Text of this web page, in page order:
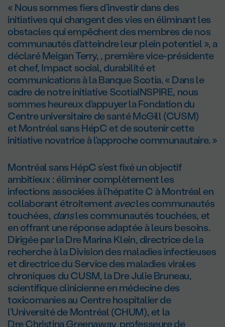
« Nous sommes fiers d’investir dans des
initiatives qui changent des vies en éliminant les
obstacles qui empêchent des membres de nos
communautés d’atteindre leur plein potentiel », a
déclaré Meigan Terry, , première vice-présidente
et chef, Impact social, durabilité et
communications à la Banque Scotia. « Dans le
cadre de notre initiative ScotiaINSPIRE, nous
sommes heureux d’appuyer la Fondation du
Centre universitaire de santé McGill (CUSM)
et Montréal sans HépC et de soutenir cette
initiative novatrice à l’approche communautaire. »
Montréal sans HépC s’est fixé un objectif
ambitieux : éliminer complètement les
infections associées à l’hépatite C à Montréal en
collaborant étroitementavecles communautés
touchées, dansles communautés touchées, et
en offrant une réponse adaptée à leurs besoins.
Dirigée par la Dre Marina Klein, directrice de la
recherche à la Division des maladies infectieuses
et directrice du Service des maladies virales
chroniques du CUSM, la Dre Julie Bruneau,
scientifique clinicienne en médecine des
toxicomanies au Centre hospitalier de
l’Université de Montréal (CHUM), et la
Dre Christina Greenaway, professeure de